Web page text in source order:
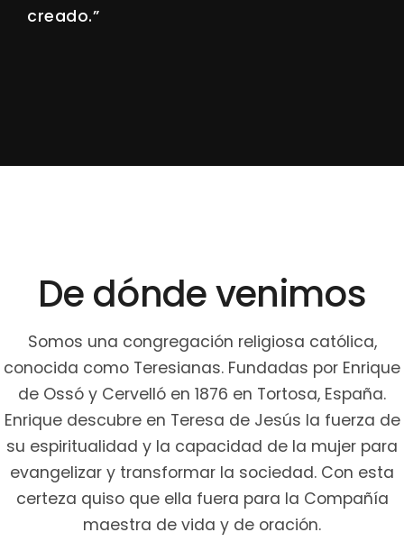
creado.”
De dónde venimos
Somos una congregación religiosa católica,
conocida como Teresianas. Fundadas por Enrique
de Ossó y Cervelló en 1876 en Tortosa, España.
Enrique descubre en Teresa de Jesús la fuerza de
su espiritualidad y la capacidad de la mujer para
evangelizar y transformar la sociedad. Con esta
certeza quiso que ella fuera para la Compañía
maestra de vida y de oración.